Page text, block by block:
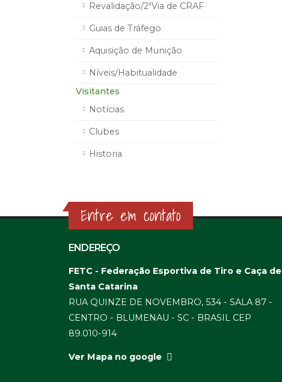
Revalidação/2ªVia de CRAF
Guias de Tráfego
Aquisição de Munição
Níveis/Habitualidade
Visitantes
Notícias
Clubes
Historia
Entre em contato
ENDEREÇO
FETC - Federação Esportiva de Tiro e Caça de
Santa Catarina
RUA QUINZE DE NOVEMBRO, 534 - SALA 87 -
CENTRO - BLUMENAU - SC - BRASIL CEP
89.010-914
Ver Mapa no google